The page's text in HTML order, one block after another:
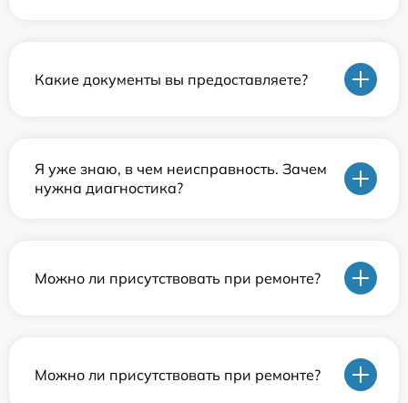
Какие документы вы предоставляете?
Я уже знаю, в чем неисправность. Зачем
нужна диагностика?
Можно ли присутствовать при ремонте?
Можно ли присутствовать при ремонте?